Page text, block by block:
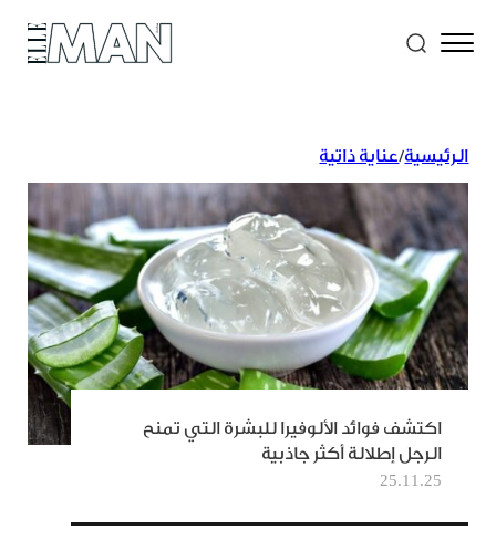
الرئيسية/عناية ذاتية
اكتشف فوائد الألوفيرا للبشرة التي تمنح
الرجل إطلالة أكثر جاذبية
25.11.25